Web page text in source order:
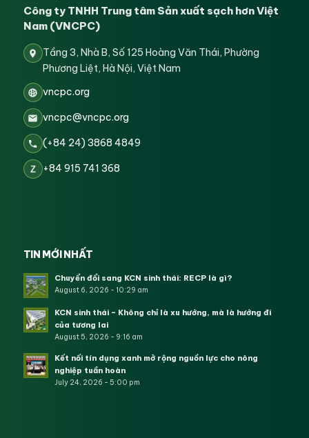
Công ty TNHH Trung tâm Sản xuất sạch hơn Việt
Nam (VNCPC)
Tầng 3, Nhà B, Số 125 Hoàng Văn Thái, Phường
Phương Liệt, Hà Nội, Việt Nam
vncpc.org
vncpc@vncpc.org
(+84 24) 3868 4849
Z +84 915 741 368
TIN MỚI NHẤT
Chuyển đổi sang KCN sinh thái: RECP là gì?
August 6, 2026 - 10:29 am
KCN sinh thái – Không chỉ là xu hướng, mà là hướng đi
của tương lai
August 5, 2026 - 9:16 am
Kết nối tín dụng xanh mở rộng nguồn lực cho nông
nghiệp tuần hoàn
July 24, 2026 - 5:00 pm